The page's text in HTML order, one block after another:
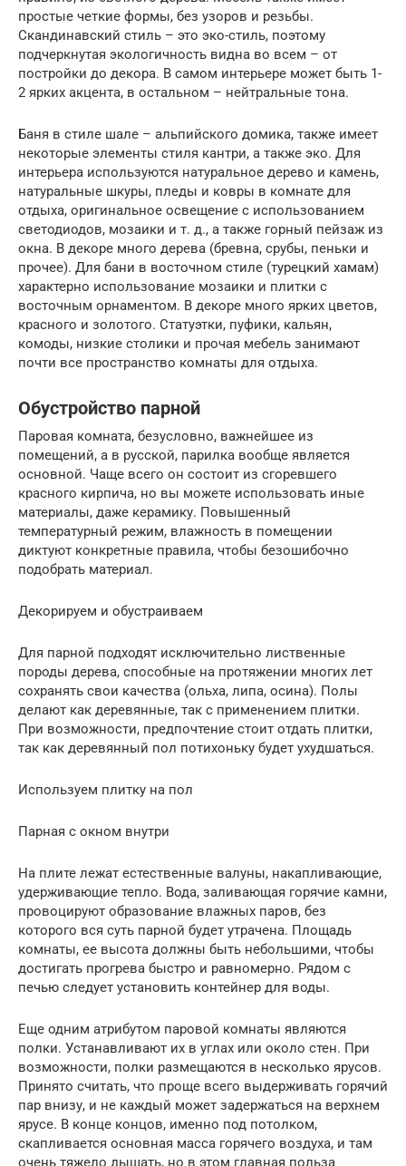
простые четкие формы, без узоров и резьбы.
Скандинавский стиль – это эко-стиль, поэтому
подчеркнутая экологичность видна во всем – от
постройки до декора. В самом интерьере может быть 1-
2 ярких акцента, в остальном – нейтральные тона.
Баня в стиле шале – альпийского домика, также имеет
некоторые элементы стиля кантри, а также эко. Для
интерьера используются натуральное дерево и камень,
натуральные шкуры, пледы и ковры в комнате для
отдыха, оригинальное освещение с использованием
светодиодов, мозаики и т. д., а также горный пейзаж из
окна. В декоре много дерева (бревна, срубы, пеньки и
прочее). Для бани в восточном стиле (турецкий хамам)
характерно использование мозаики и плитки с
восточным орнаментом. В декоре много ярких цветов,
красного и золотого. Статуэтки, пуфики, кальян,
комоды, низкие столики и прочая мебель занимают
почти все пространство комнаты для отдыха.
Обустройство парной
Паровая комната, безусловно, важнейшее из
помещений, а в русской, парилка вообще является
основной. Чаще всего он состоит из сгоревшего
красного кирпича, но вы можете использовать иные
материалы, даже керамику. Повышенный
температурный режим, влажность в помещении
диктуют конкретные правила, чтобы безошибочно
подобрать материал.
Декорируем и обустраиваем
Для парной подходят исключительно лиственные
породы дерева, способные на протяжении многих лет
сохранять свои качества (ольха, липа, осина). Полы
делают как деревянные, так с применением плитки.
При возможности, предпочтение стоит отдать плитки,
так как деревянный пол потихоньку будет ухудшаться.
Используем плитку на пол
Парная с окном внутри
На плите лежат естественные валуны, накапливающие,
удерживающие тепло. Вода, заливающая горячие камни,
провоцируют образование влажных паров, без
которого вся суть парной будет утрачена. Площадь
комнаты, ее высота должны быть небольшими, чтобы
достигать прогрева быстро и равномерно. Рядом с
печью следует установить контейнер для воды.
Еще одним атрибутом паровой комнаты являются
полки. Устанавливают их в углах или около стен. При
возможности, полки размещаются в несколько ярусов.
Принято считать, что проще всего выдерживать горячий
пар внизу, и не каждый может задержаться на верхнем
ярусе. В конце концов, именно под потолком,
скапливается основная масса горячего воздуха, и там
очень тяжело дышать, но в этом главная польза